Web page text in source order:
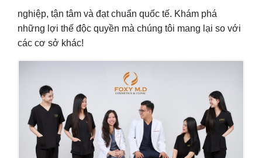
nghiệp, tận tâm và đạt chuẩn quốc tế. Khám phá
những lợi thế độc quyền mà chúng tôi mang lại so với
các cơ sở khác!